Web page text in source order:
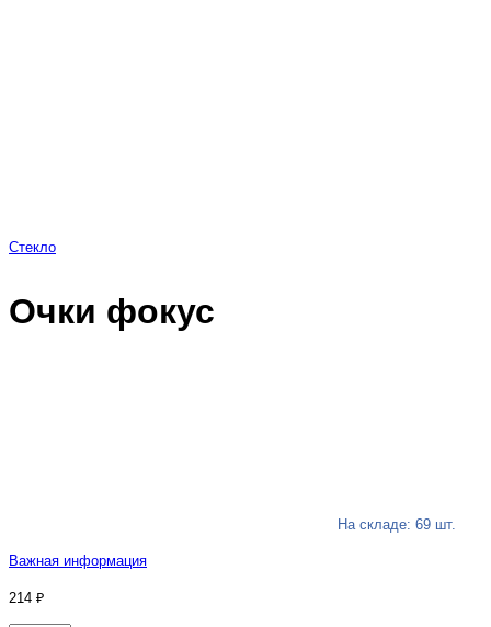
Стекло
Очки фокус
На складе: 69 шт.
Важная информация
214 ₽